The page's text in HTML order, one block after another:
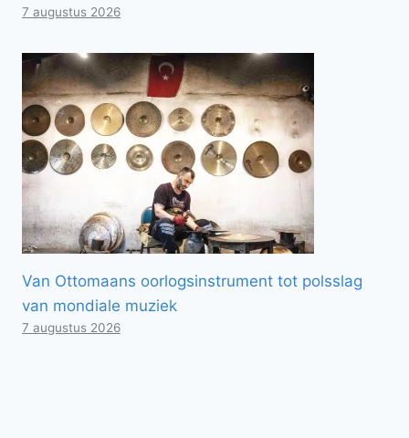
7 augustus 2026
Van Ottomaans oorlogsinstrument tot polsslag
van mondiale muziek
7 augustus 2026